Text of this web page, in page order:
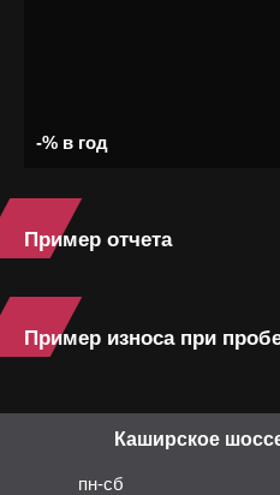
-% в год
Пример отчета
Пример износа при
Каширское
пн-сб